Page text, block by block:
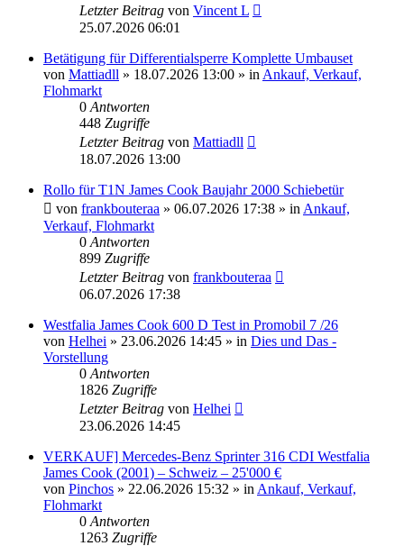
Letzter Beitrag von Vincent L
25.07.2026 06:01
Betätigung für Differentialsperre Komplette Umbauset
von Mattiadll » 18.07.2026 13:00 » in Ankauf, Verkauf,
Flohmarkt
0 Antworten
448 Zugriffe
Letzter Beitrag von Mattiadll
18.07.2026 13:00
Rollo für T1N James Cook Baujahr 2000 Schiebetür
von frankbouteraa » 06.07.2026 17:38 » in Ankauf,
Verkauf, Flohmarkt
0 Antworten
899 Zugriffe
Letzter Beitrag von frankbouteraa
06.07.2026 17:38
Westfalia James Cook 600 D Test in Promobil 7 /26
von Helhei » 23.06.2026 14:45 » in Dies und Das -
Vorstellung
0 Antworten
1826 Zugriffe
Letzter Beitrag von Helhei
23.06.2026 14:45
VERKAUF] Mercedes-Benz Sprinter 316 CDI Westfalia
James Cook (2001) – Schweiz – 25'000 €
von Pinchos » 22.06.2026 15:32 » in Ankauf, Verkauf,
Flohmarkt
0 Antworten
1263 Zugriffe